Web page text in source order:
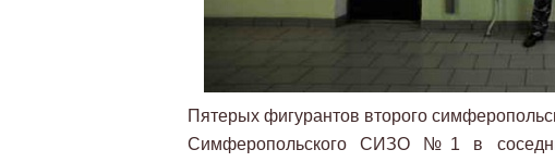
Пятерых фигурантов второго
Симферопольского СИЗО №1 в